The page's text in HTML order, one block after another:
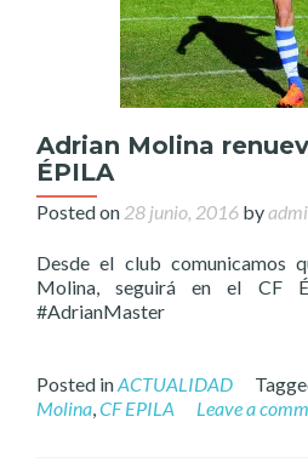
Adrian Molina
ÉPILA
Posted on 28 junio, 2016 by
Desde el club comunicamos
Molina, seguirá en el CF
#AdrianMaster
Posted inACTUALIDAD
Molina,CF EPILA Leave a